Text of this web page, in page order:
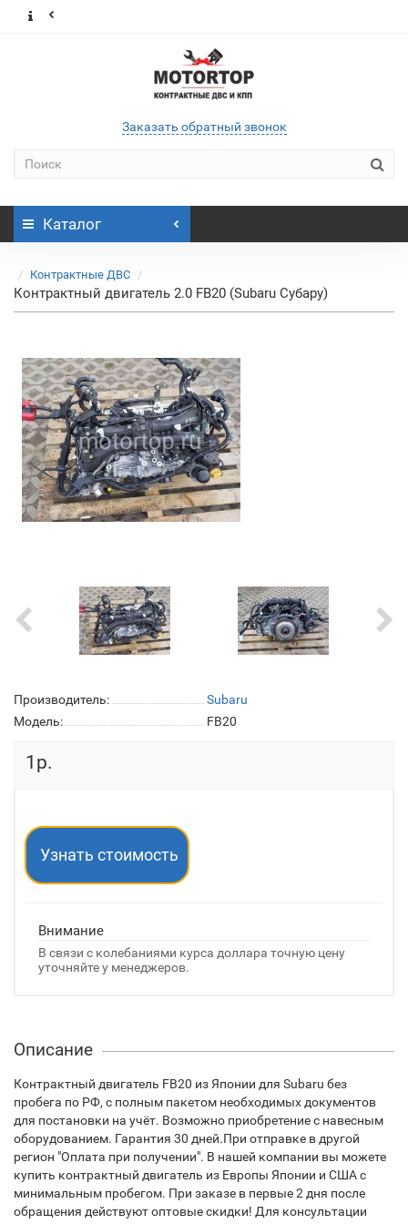
Заказать обратный звонок
Каталог
Контрактные ДВС
Контрактный двигатель 2.0 FB20 (Subaru Субару)
Производитель:
Subaru
Модель:
FB20
1р.
Узнать стоимость
Внимание
В связи с колебаниями курса доллара точную цену
уточняйте у менеджеров.
Описание
Контрактный двигатель FB20 из Японии для Subaru без
пробега по РФ, с полным пакетом необходимых документов
для постановки на учёт. Возможно приобретение с навесным
оборудованием. Гарантия 30 дней.При отправке в другой
регион "Оплата при получении". В нашей компании вы можете
купить контрактный двигатель из Европы Японии и США с
минимальным пробегом. При заказе в первые 2 дня после
обращения действуют оптовые скидки! Для консультации